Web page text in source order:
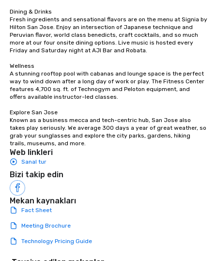
right of you. Because our tours take
place at multiple restaurants, with
walking in between, there are
countless opportunities to interact
with different people when you sit
down at each venue and as you
traverse along the way. Our
experiences not only provide more
ways to network, but a more convivial
Lip Smacking Foodie Tours is ideal for
groups, small or large. Our
experiences can accommodate
groups from as few as 1 to as many
as 500 guests, making us an ideal
Stress-Free Booking Process Booking
a tour is stress-free and allows you to
enjoy the company of your guests
more easily. You’ll take comfort
of from the moment the tour is
booked to the minute it concludes.
have nothing to worry about. Just
Dining & Drinks
Fresh ingredients and sensational flavors are on the menu at Signia by
Hilton San Jose. Enjoy an intersection of Japanese technique and
Peruvian flavor, world class benedicts, craft cocktails, and so much
more at our four onsite dining options. Live music is hosted every
Friday and Saturday night at AJI Bar and Robata.
Wellness
A stunning rooftop pool with cabanas and lounge space is the perfect
way to wind down after a long day of work or play. The Fitness Center
features 4,700 sq. ft. of Technogym and Peloton equipment, and
offers available instructor-led classes.
Explore San Jose
Known as a business mecca and tech-centric hub, San Jose also
takes play seriously. We average 300 days a year of great weather, so
grab your sunglasses and explore the city parks, gardens, hiking
trails, museums, and more.
Web linkleri
Sanal tur
Bizi takip edin
Mekan kaynakları
Fact Sheet
Meeting Brochure
Technology Pricing Guide